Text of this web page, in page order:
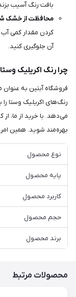
بافت رنگ آسیب
محافظت از خشک
کردن مقدار کمی
آن جلوگیری کنید.
چرا رنگ اکریلیک
فروشگاه آبتین به
رنگ‌های اکریلیک وستا
می‌دهد. با خرید از ما،
بهره‌مند شوید. همین
نوع محصول
پایه محصول
کاربرد محصول
حجم محصول
برند محصول
محصولات مرتبط